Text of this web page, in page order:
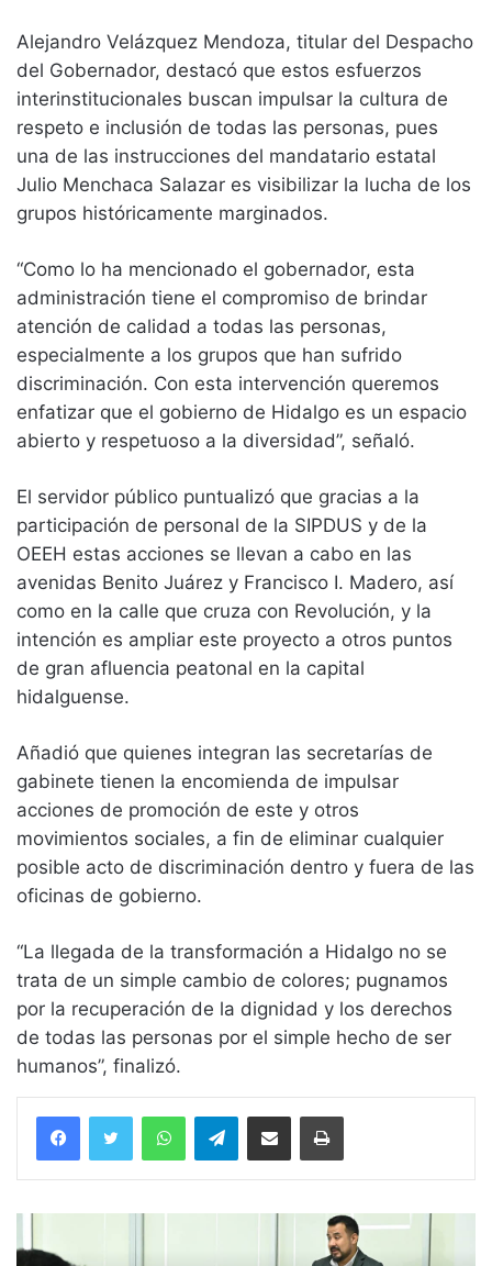
Alejandro Velázquez Mendoza, titular del Despacho
del Gobernador, destacó que estos esfuerzos
interinstitucionales buscan impulsar la cultura de
respeto e inclusión de todas las personas, pues
una de las instrucciones del mandatario estatal
Julio Menchaca Salazar es visibilizar la lucha de los
grupos históricamente marginados.
“Como lo ha mencionado el gobernador, esta
administración tiene el compromiso de brindar
atención de calidad a todas las personas,
especialmente a los grupos que han sufrido
discriminación. Con esta intervención queremos
enfatizar que el gobierno de Hidalgo es un espacio
abierto y respetuoso a la diversidad”, señaló.
El servidor público puntualizó que gracias a la
participación de personal de la SIPDUS y de la
OEEH estas acciones se llevan a cabo en las
avenidas Benito Juárez y Francisco I. Madero, así
como en la calle que cruza con Revolución, y la
intención es ampliar este proyecto a otros puntos
de gran afluencia peatonal en la capital
hidalguense.
Añadió que quienes integran las secretarías de
gabinete tienen la encomienda de impulsar
acciones de promoción de este y otros
movimientos sociales, a fin de eliminar cualquier
posible acto de discriminación dentro y fuera de las
oficinas de gobierno.
“La llegada de la transformación a Hidalgo no se
trata de un simple cambio de colores; pugnamos
por la recuperación de la dignidad y los derechos
de todas las personas por el simple hecho de ser
humanos”, finalizó.
WhatsAppTelegramCompartir vía email Imprimir